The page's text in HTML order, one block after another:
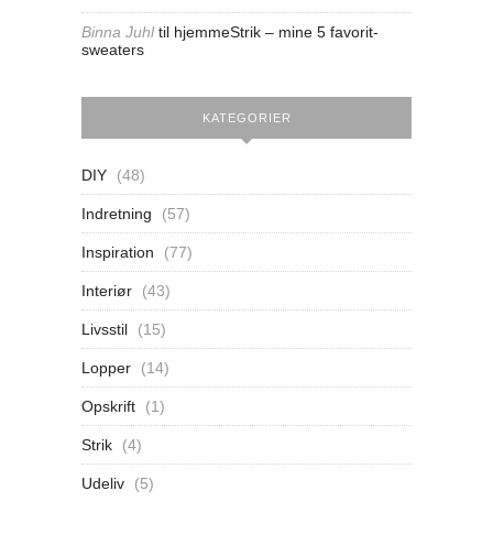
Binna Juhltil hjemmeStrik – mine 5 favorit-
sweaters
KATEGORIER
DIY (48)
Indretning (57)
Inspiration (77)
Interiør (43)
Livsstil (15)
Lopper (14)
Opskrift (1)
Strik (4)
Udeliv (5)